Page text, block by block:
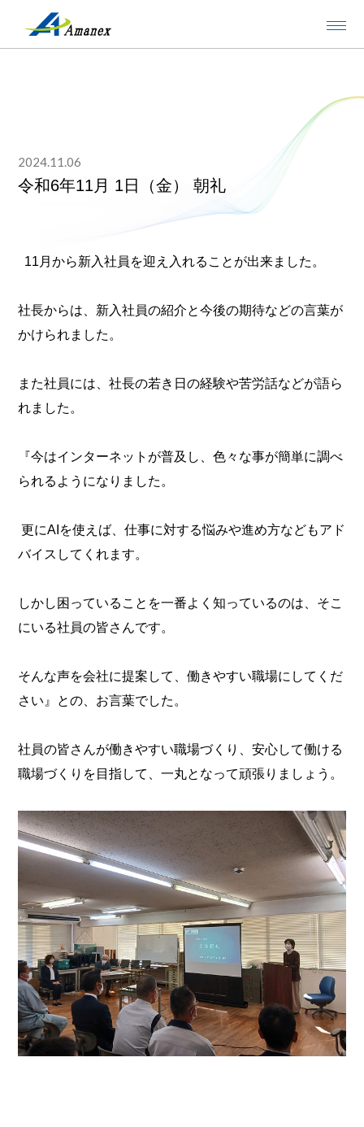
2024.11.06
令和6年11月 1日（金） 朝礼
11月から新入社員を迎え入れることが出来ました。
社長からは、新入社員の紹介と今後の期待などの言葉が
かけられました。
また社員には、社長の若き日の経験や苦労話などが語ら
れました。
『今はインターネットが普及し、色々な事が簡単に調べ
られるようになりました。
更にAIを使えば、仕事に対する悩みや進め方などもアド
バイスしてくれます。
しかし困っていることを一番よく知っているのは、そこ
にいる社員の皆さんです。
そんな声を会社に提案して、働きやすい職場にしてくだ
さい』との、お言葉でした。
社員の皆さんが働きやすい職場づくり、安心して働ける
職場づくりを目指して、一丸となって頑張りましょう。